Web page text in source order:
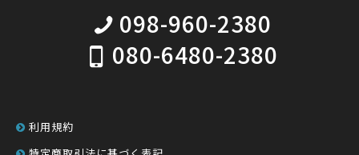
098-960-2380
080-6480-2380
利用規約